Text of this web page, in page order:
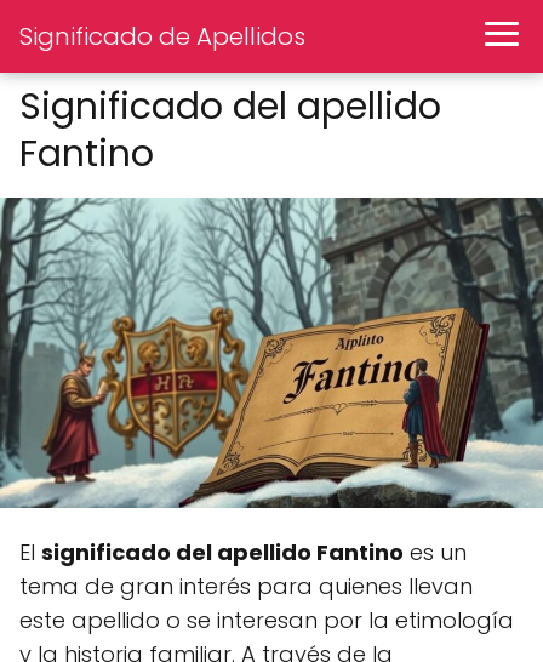
Significado de Apellidos
Significado del apellido
Fantino
El significado del apellido Fantino es un
tema de gran interés para quienes llevan
este apellido o se interesan por la etimología
y la historia familiar. A través de la